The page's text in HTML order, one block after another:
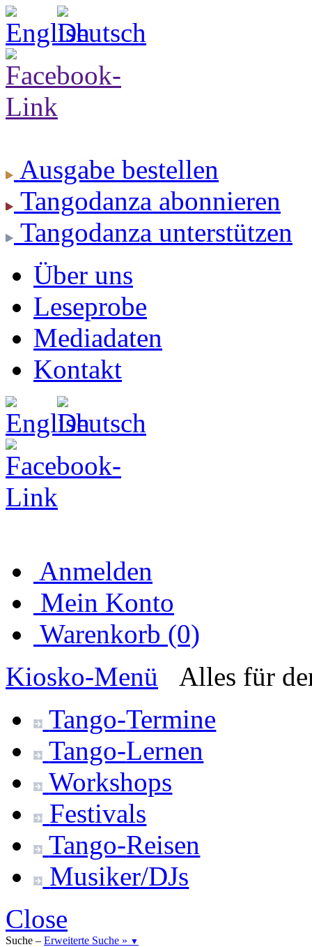
Ausgabe bestellen
Tangodanza abonnieren
Tangodanza unterstützen
Über uns
Leseprobe
Mediadaten
Kontakt
Anmelden
Mein Konto
Warenkorb (0)
Kiosko-Menü
Alles für
Tango-Termine
Tango-Lernen
Workshops
Festivals
Tango-Reisen
Musiker/DJs
Close
Suche – Erweiterte Suche » ▼